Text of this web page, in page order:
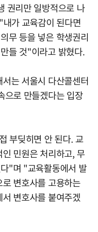
권리만 일방적으로 나
가 교육감이 된다면
무 등을 넣은 학생권리
들 것"이라고 밝혔다.
는 서울시 다산콜센터
으로 만들겠다는 입장
부딪히면 안 된다. 교
민원은 처리하고, 무
"며 "교육활동에서 발
변호사를 고용하는
변호사를 붙여주겠